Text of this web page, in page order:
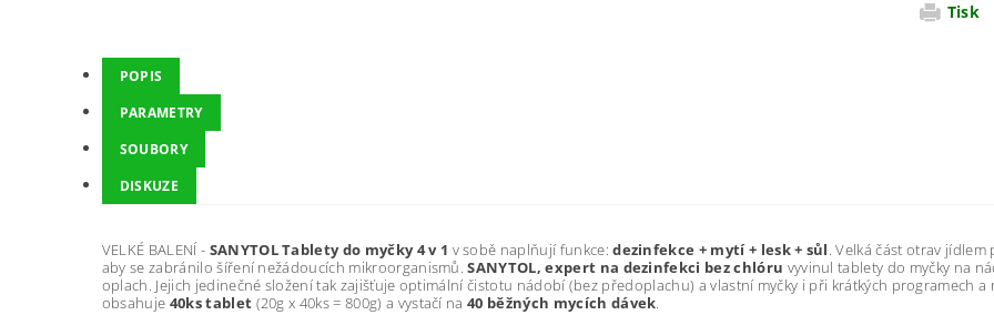
Tisk
POPIS
PARAMETRY
SOUBORY
DISKUZE
VELKÉ BALENÍ - SANYTOL Tablety do myčky 4 v 1 v sobě naplňují funkce:dezinfekce + mytí + lesk + sůl. Velká část otrav
aby se zabránilo šíření nežádoucích mikroorganismů.SANYTOL, expert na dezinfekci bez chlóru vyvinul tablety do myčky na
oplach. Jejich jedinečné složení tak zajišťuje optimální čistotu nádobí (bez předoplachu) a vlastní myčky i při krátkých programech
obsahuje 40ks tablet (20g x 40ks = 800g) a vystačí na40 běžných mycích dávek.